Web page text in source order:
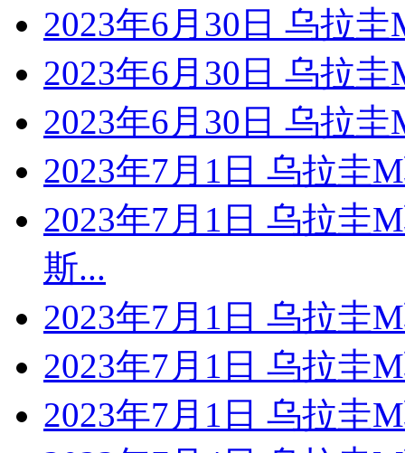
2023年6月30日 乌拉
2023年6月30日 乌拉
2023年6月30日 乌拉
2023年7月1日 乌拉圭
2023年7月1日 乌拉圭
斯...
2023年7月1日 乌拉圭
2023年7月1日 乌拉圭
2023年7月1日 乌拉圭